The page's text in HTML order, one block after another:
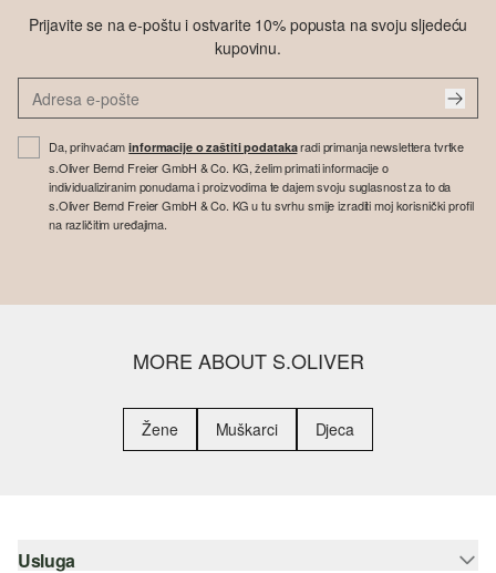
Prijavite se na e-poštu i ostvarite 10% popusta na svoju sljedeću
kupovinu.
Da, prihvaćaminformacije o zaštiti podatakaradi primanja newslettera tvrtke
s.Oliver Bernd Freier GmbH & Co. KG, želim primati informacije o
individualiziranim ponudama i proizvodima te dajem svoju suglasnost za to da
s.Oliver Bernd Freier GmbH & Co. KG u tu svrhu smije izraditi moj korisnički profil
na različitim uređajima.
MORE ABOUT S.OLIVER
Žene Muškarci Djeca
Usluga